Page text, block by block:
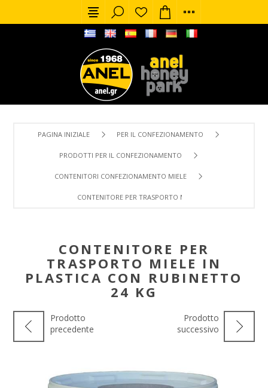
PAGINA INIZIALE PER IL CONFEZIONAMENTO
PRODOTTI PER IL CONFEZIONAMENTO
CONTENITORI CONFEZIONAMENTO MIELE
CONTENITORE PER TRASPORTO MIELE IN PLASTICA CON
CONTENITORE PER
TRASPORTO MIELE IN
PLASTICA CON RUBINETTO
24 KG
Prodotto
precedente
Prodotto
successivo